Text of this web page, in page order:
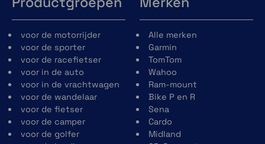
Waarschuwingen voor gevaren op de weg
Ontvang waarschuwingen voor
verkeersongevallen die door andere fietsers
worden gemeld en voer je eigen bewerkingen
uit. Koppeling met een smartphone is vereist.
voor de motorrijder
voor de sporter
voor de racefietser
voor in de auto
voor in de vrachtwagen
voor de wandelaar
voor de fietser
voor de camper
voor de golfer
Alle merken
Garmin
TomTom
Wahoo
Ram-mount
Bike P en R
Sena
Cardo
Midland